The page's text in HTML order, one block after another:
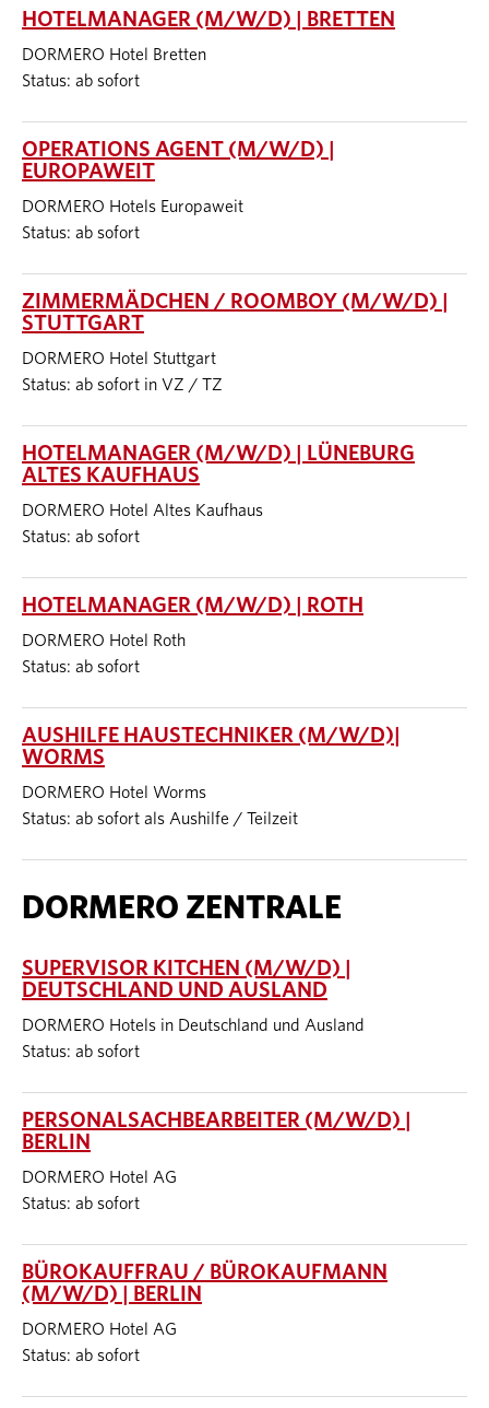
HOTELMANAGER (M/W/D) | BRETTEN
DORMERO Hotel Bretten
Status: ab sofort
OPERATIONS AGENT (M/W/D) |
EUROPAWEIT
DORMERO Hotels Europaweit
Status: ab sofort
ZIMMERMÄDCHEN / ROOMBOY (M/W/D) |
STUTTGART
DORMERO Hotel Stuttgart
Status: ab sofort in VZ / TZ
HOTELMANAGER (M/W/D) | LÜNEBURG
ALTES KAUFHAUS
DORMERO Hotel Altes Kaufhaus
Status: ab sofort
HOTELMANAGER (M/W/D) | ROTH
DORMERO Hotel Roth
Status: ab sofort
AUSHILFE HAUSTECHNIKER (M/W/D)|
WORMS
DORMERO Hotel Worms
Status: ab sofort als Aushilfe / Teilzeit
DORMERO ZENTRALE
SUPERVISOR KITCHEN (M/W/D) |
DEUTSCHLAND UND AUSLAND
DORMERO Hotels in Deutschland und Ausland
Status: ab sofort
PERSONALSACHBEARBEITER (M/W/D) |
BERLIN
DORMERO Hotel AG
Status: ab sofort
BÜROKAUFFRAU / BÜROKAUFMANN
(M/W/D) | BERLIN
DORMERO Hotel AG
Status: ab sofort